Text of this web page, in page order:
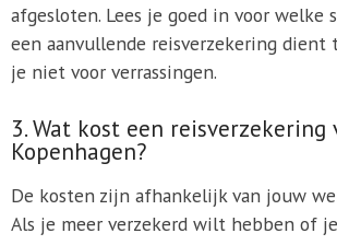
afgesloten. Lees je goed in voor welke
een aanvullende reisverzekering dient
je niet voor verrassingen.
3. Wat kost een reisverzekering
Kopenhagen?
De kosten zijn afhankelijk van jouw
Als je meer verzekerd wilt hebben of